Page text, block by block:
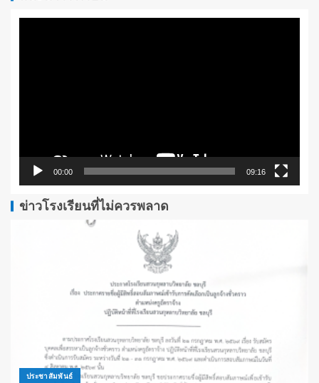
00:00 09:16
ข่าวโรงเรียนที่ไม่ควรพลาด
ประชาสัมพันธ์